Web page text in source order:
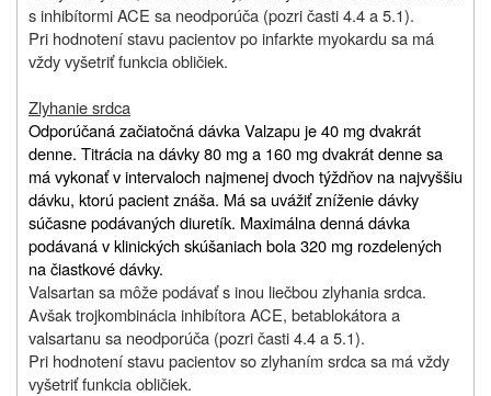
s inhibítormi ACE sa neodporúča (pozri časti 4.4 a 5.1).
Pri hodnotení stavu pacientov po infarkte myokardu sa má
vždy vyšetriť funkcia obličiek.
Zlyhanie srdca
Odporúčaná začiatočná dávka Valzapu je 40 mg dvakrát
denne. Titrácia na dávky 80 mg a 160 mg dvakrát denne sa
má vykonať v intervaloch najmenej dvoch týždňov na najvyššiu
dávku, ktorú pacient znáša. Má sa uvážiť zníženie dávky
súčasne podávaných diuretík. Maximálna denná dávka
podávaná v klinických skúšaniach bola 320 mg rozdelených
na čiastkové dávky.
Valsartan sa môže podávať s inou liečbou zlyhania srdca.
Avšak trojkombinácia inhibítora ACE, betablokátora a
valsartanu sa neodporúča (pozri časti 4.4 a 5.1).
Pri hodnotení stavu pacientov so zlyhaním srdca sa má vždy
vyšetriť funkcia obličiek.